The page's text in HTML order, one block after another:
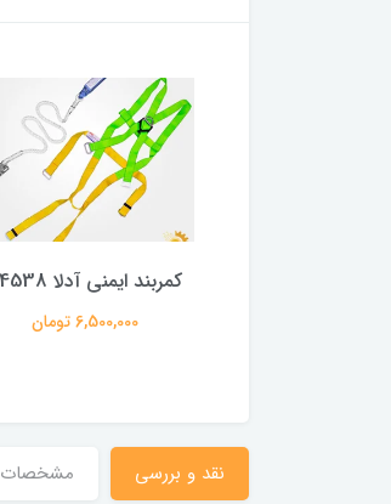
کمربند ایمنی آدلا E4538
6,500,000 تومان
نقد و بررسی مشخصات